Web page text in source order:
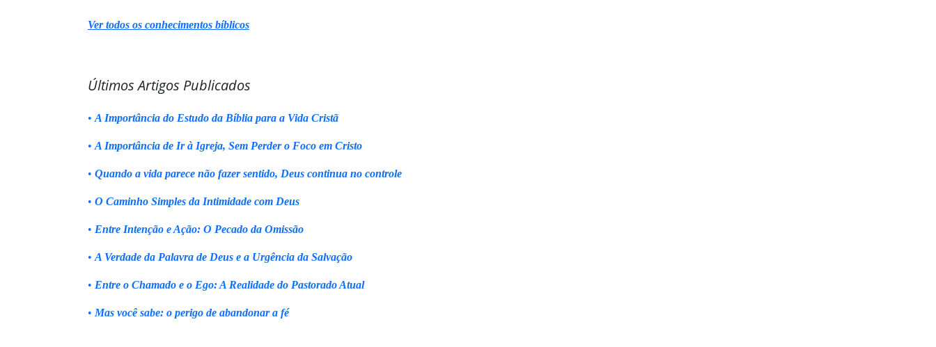
Ver todos os conhecimentos bíblicos
Últimos Artigos Publicados
• A Importância do Estudo da Bíblia para a Vida Cristã
• A Importância de Ir à Igreja, Sem Perder o Foco em Cristo
• Quando a vida parece não fazer sentido, Deus continua no controle
• O Caminho Simples da Intimidade com Deus
• Entre Intenção e Ação: O Pecado da Omissão
• A Verdade da Palavra de Deus e a Urgência da Salvação
• Entre o Chamado e o Ego: A Realidade do Pastorado Atual
• Mas você sabe: o perigo de abandonar a fé